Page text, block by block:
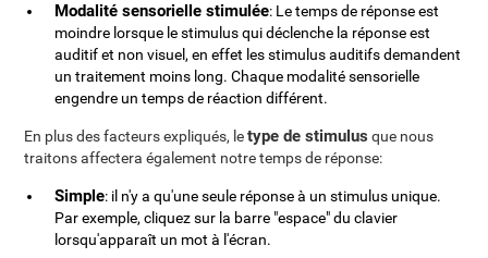
Modalité sensorielle stimulée: Le temps de réponse est
moindre lorsque le stimulus qui déclenche la réponse est
auditif et non visuel, en effet les stimulus auditifs demandent
un traitement moins long. Chaque modalité sensorielle
engendre un temps de réaction différent.
En plus des facteurs expliqués, letype de stimulus que nous
traitons affectera également notre temps de réponse:
Simple: il n'y a qu'une seule réponse à un stimulus unique.
Par exemple, cliquez sur la barre "espace" du clavier
lorsqu'apparaît un mot à l'écran.